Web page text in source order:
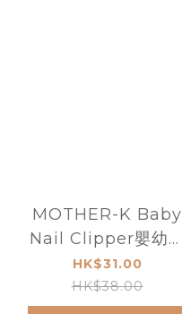
MOTHER-K Baby
Nail Clipper嬰幼兒
專用指甲剪 9M+
HK$31.00
HK$38.00